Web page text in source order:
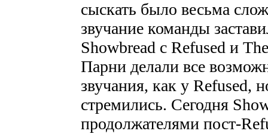
сыскать было весьма
звучание команды
Showbread с Refused и
Парни делали все
звучания, как у Refused,
стремились. Сегодня
продолжателями пост-